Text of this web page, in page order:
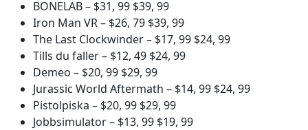
BONELAB – $31, 99 $39, 99
Iron Man VR – $26, 79 $39, 99
The Last Clockwinder – $17, 99 $24, 99
Tills du faller – $12, 49 $24, 99
Demeo – $20, 99 $29, 99
Jurassic World Aftermath – $14, 99 $24, 99
Pistolpiska – $20, 99 $29, 99
Jobbsimulator – $13, 99 $19, 99